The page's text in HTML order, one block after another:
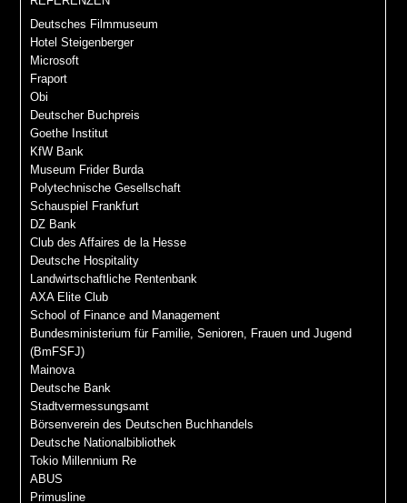
Deutsches Filmmuseum
Hotel Steigenberger
Microsoft
Fraport
Obi
Deutscher Buchpreis
Goethe Institut
KfW Bank
Museum Frider Burda
Polytechnische Gesellschaft
Schauspiel Frankfurt
DZ Bank
Club des Affaires de la Hesse
Deutsche Hospitality
Landwirtschaftliche Rentenbank
AXA Elite Club
School of Finance and Management
Bundesministerium für Familie, Senioren, Frauen und Jugend
(BmFSFJ)
Mainova
Deutsche Bank
Stadtvermessungsamt
Börsenverein des Deutschen Buchhandels
Deutsche Nationalbibliothek
Tokio Millennium Re
ABUS
Primusline